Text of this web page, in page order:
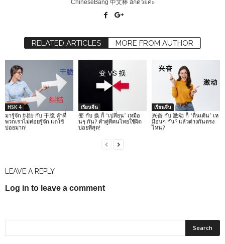
ChineseBang 中文棒 อีกด้วยค่ะ
RELATED ARTICLES MORE FROM AUTHOR
HSK 4
มารู้จัก 纠结 กับ 干脆 คำที่
พวกเราไม่ค่อยรู้จัก แต่ใช้
บ่อยมาก!
เรียนจีน
变 กับ 换 ก็ “เปลี่ยน” เหมือ
นๆ กัน? คำคู่ที่คนไทยใช้ผิด
บ่อยที่สุด!
เรียนจีน
兴奋 กับ 激动 ก็ “ตื่นเต้น” เห
มือนๆ กัน? แล้วต่างกันตรง
ไหน?
LEAVE A REPLY
Log in to leave a comment